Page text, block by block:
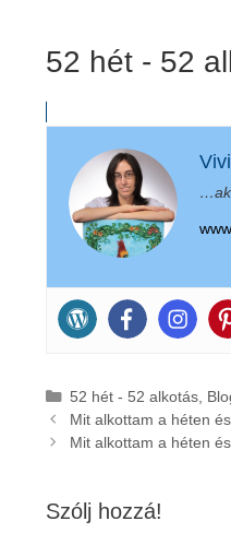
52 hét - 52
Kategória
52 hét - 52 alkotás,
Mit alkottam a héten
Mit alkottam a héten
Szólj hozzá!